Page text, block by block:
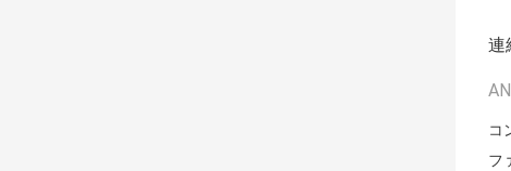
連
コ
フ